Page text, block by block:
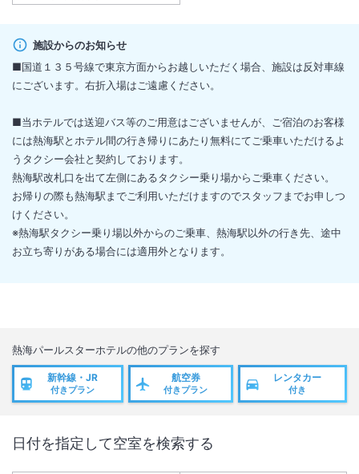
施設からのお知らせ
■国道１３５号線で東京方面からお越しいただく場合、施設は反対車線
にございます。右折入場はご遠慮ください。
■当ホテルでは送迎バス等のご用意はございませんが、ご宿泊のお客様
には熱海駅とホテル間の行き帰りにあたり無料にてご乗車いただけるよ
うタクシー会社と契約しております。
熱海駅改札口を出て左側にあるタクシー乗り場からご乗車ください。
お帰りの際も熱海駅までご利用いただけますのでスタッフまでお申しつ
けください。
※熱海駅タクシー乗り場以外からのご乗車、熱海駅以外の行き先、途中
お立ち寄りがある場合には適用外となります。
熱海パールスターホテルの他のプランを探す
新幹線・JR
付きプラン
航空券
付きプラン
レンタカー
付き
日付を指定して空室を検索する